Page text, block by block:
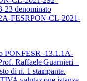
23 denominato
FESRPON-CL-2021-
PONFESR -13.1.1A-
Raffaele Guarnieri –
di n. 1 stampante.